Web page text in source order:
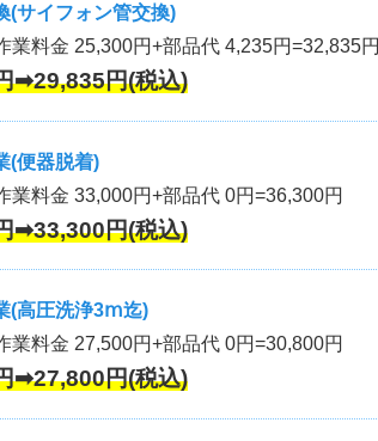
(サイフォン管交換)
業料金 25,300円+部品代 4,235円=32,835円
➡29,835円(税込)
(便器脱着)
業料金 33,000円+部品代 0円=36,300円
➡33,300円(税込)
(高圧洗浄3ⅿ迄)
業料金 27,500円+部品代 0円=30,800円
➡27,800円(税込)